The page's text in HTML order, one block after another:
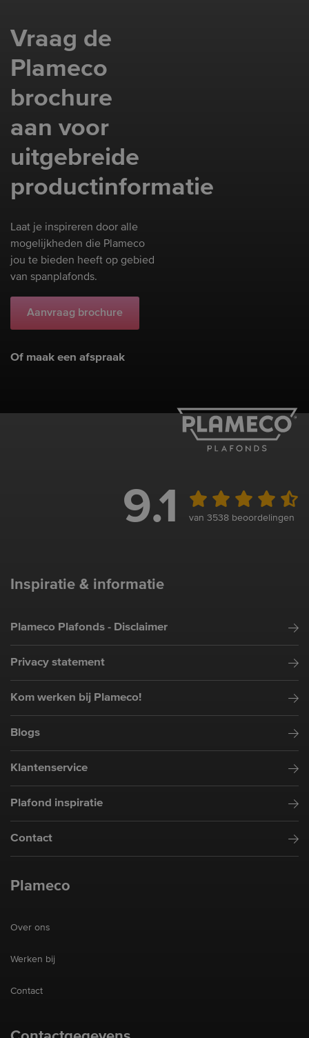
Vraag de
Plameco
brochure
aan voor
uitgebreide
productinformatie
Laat je inspireren door alle
mogelijkheden die Plameco
jou te bieden heeft op gebied
van spanplafonds.
Aanvraag brochure
Of maak een afspraak
9.1 van 3538 beoordelingen
Inspiratie & informatie
Plameco Plafonds - Disclaimer
Privacy statement
Kom werken bij Plameco!
Blogs
Klantenservice
Plafond inspiratie
Contact
Plameco
Over ons
Werken bij
Contact